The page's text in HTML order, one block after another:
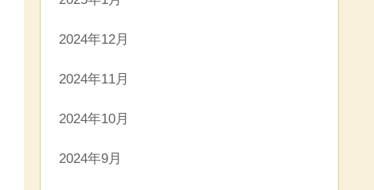
2024年12月
2024年11月
2024年10月
2024年9月